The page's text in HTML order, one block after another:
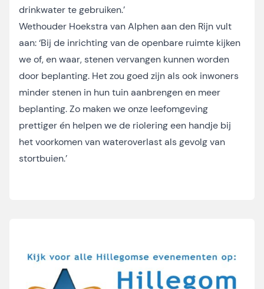
drinkwater te gebruiken.’
Wethouder Hoekstra van Alphen aan den Rijn vult
aan: ‘Bij de inrichting van de openbare ruimte kijken
we of, en waar, stenen vervangen kunnen worden
door beplanting. Het zou goed zijn als ook inwoners
minder stenen in hun tuin aanbrengen en meer
beplanting. Zo maken we onze leefomgeving
prettiger én helpen we de riolering een handje bij
het voorkomen van wateroverlast als gevolg van
stortbuien.’